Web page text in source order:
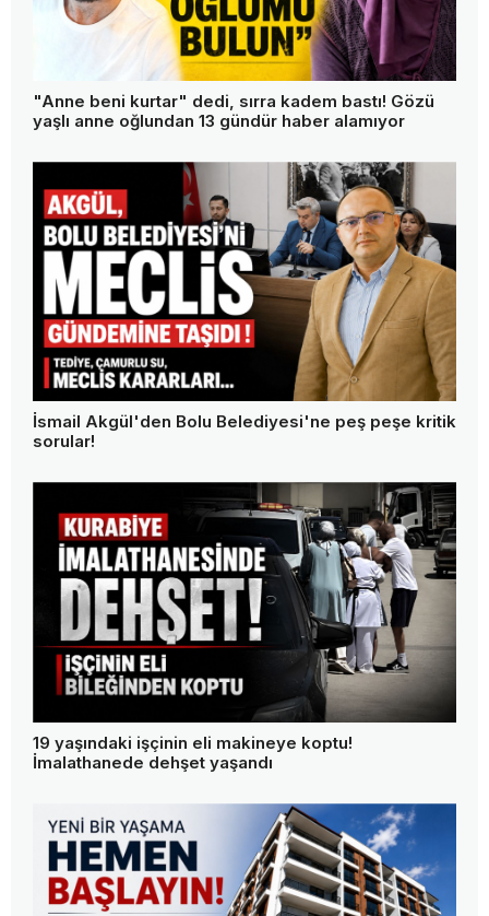
"Anne beni kurtar" dedi, sırra kadem bastı! Gözü
yaşlı anne oğlundan 13 gündür haber alamıyor
İsmail Akgül'den Bolu Belediyesi'ne peş peşe kritik
sorular!
19 yaşındaki işçinin eli makineye koptu!
İmalathanede dehşet yaşandı